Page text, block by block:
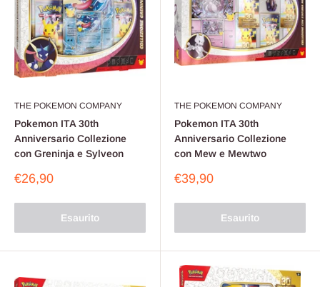
THE POKEMON COMPANY
Pokemon ITA 30th
Anniversario Collezione
con Greninja e Sylveon
Prezzo
€26,90
Esaurito
THE POKEMON COMPANY
Pokemon ITA 30th
Anniversario Collezione
con Mew e Mewtwo
Prezzo
€39,90
Esaurito